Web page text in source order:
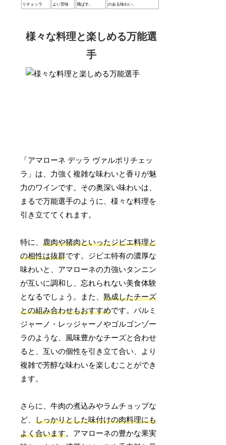
リチェッラ
よい苦味
飛ばす。
のある味わい。
様々な料理と楽しめる万能選
手
「アマローネ デッラ ヴァルポリチェッ
ラ」は、力強く複雑な味わいと香りが魅
力のワインです。その奥深い味わいは、
まるで万能選手のように、様々な料理を
引き立ててくれます。
特に、鹿肉や猪肉といったジビエ料理と
の相性は抜群です。ジビエ特有の濃厚な
味わいと、アマローネの力強いタンニン
が互いに調和し、忘れられない美食体験
となるでしょう。また、熟成したチーズ
との組み合わせもおすすめです。パルミ
ジャーノ・レッジャーノやゴルゴンゾー
ラのような、風味豊かなチーズと合わせ
ると、互いの個性を引き立て合い、より
複雑で芳醇な味わいを楽しむことができ
ます。
さらに、牛肉の煮込みやラムチョップな
ど、しっかりとした味付けの肉料理にも
よく合います。アマローネの豊かな果実